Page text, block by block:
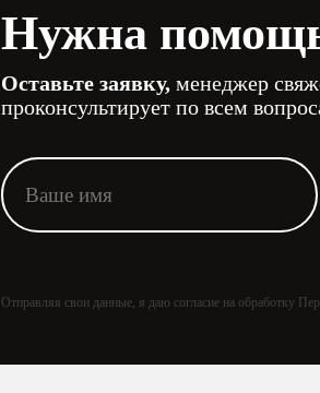
Нужна помощь
Оставьте заявку, менеджер
проконсультирует по всем
Отправляя свои данные, я даю согласие на обработку